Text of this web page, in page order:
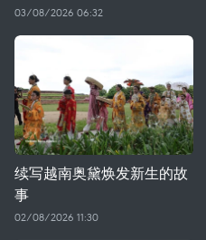
03/08/2026 06:32
续写越南奥黛焕发新生的故
事
02/08/2026 11:30